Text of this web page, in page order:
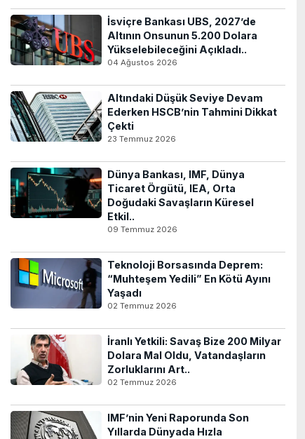
İsviçre Bankası UBS, 2027’de
Altının Onsunun 5.200 Dolara
Yükselebileceğini Açıkladı..
04 Ağustos 2026
Altındaki Düşük Seviye Devam
Ederken HSCB’nin Tahmini Dikkat
Çekti
23 Temmuz 2026
Dünya Bankası, IMF, Dünya
Ticaret Örgütü, IEA, Orta
Doğudaki Savaşların Küresel
Etkil..
09 Temmuz 2026
Teknoloji Borsasında Deprem:
“Muhteşem Yedili” En Kötü Ayını
Yaşadı
02 Temmuz 2026
İranlı Yetkili: Savaş Bize 200 Milyar
Dolara Mal Oldu, Vatandaşların
Zorluklarını Art..
02 Temmuz 2026
IMF’nin Yeni Raporunda Son
Yıllarda Dünyada Hızla